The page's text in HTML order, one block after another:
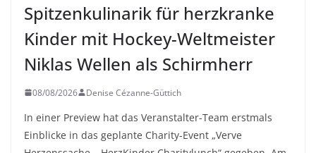
Spitzenkulinarik für herzkranke
Kinder mit Hockey-Weltmeister
Niklas Wellen als Schirmherr
08/08/2026 Denise Cézanne-Güttich
In einer Preview hat das Veranstalter-Team erstmals
Einblicke in das geplante Charity-Event „Verve